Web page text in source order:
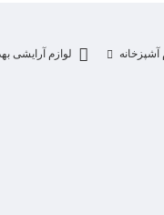
آشپزخانه لوازم آرایشی